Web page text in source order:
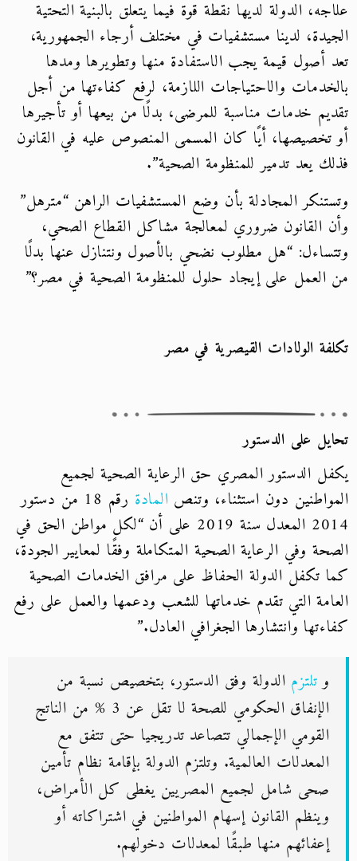
علاجه، الدولة لديها نقطة قوة فيما يتعلق بالبنية التحتية
الجيدة، لدينا مستشفيات في مختلف أرجاء الجمهورية،
تعد أصول قيمة يجب الاستفادة منها وتطويرها ومدها
بالخدمات والاحتياجات اللازمة، لرفع كفاءتها من أجل
تقديم خدمات مناسبة للمرضى، بدلًا من بيعها أو تأجيرها
أو تخصيصها، أيًا كان المسمى المنصوص عليه في القانون
فذلك يعد تدمير للمنظومة الصحية”.
وتستنكر المجادلة بأن وضع المستشفيات الراهن “مترهل”
وأن القانون ضروري لمعالجة مشاكل القطاع الصحي،
وتتساءل: “هل مطلوب نضحي بالأصول ونتنازل عنها بدلًا
من العمل على إيجاد حلول للمنظومة الصحية في مصر؟”
تكلفة الولادات القيصرية في مصر
تحايل على الدستور
يكفل الدستور المصري حق الرعاية الصحية لجميع
المواطنين دون استثناء، وتنص المادة
رقم 18 من دستور
2014 المعدل سنة 2019 على أن “لكل مواطن الحق في
الصحة وفي الرعاية الصحية المتكاملة وفقًا لمعايير الجودة،
كما تكفل الدولة الحفاظ على مرافق الخدمات الصحية
العامة التي تقدم خدماتها للشعب ودعمها والعمل على رفع
كفاءتها وانتشارها الجغرافي العادل.”
وتلتزم الدولة وفق الدستور، بتخصيص نسبة من
الإنفاق الحكومي للصحة لا تقل عن 3 % من الناتج
القومي الإجمالي تتصاعد تدريجيا حتى تتفق مع
المعدلات العالمية. وتلتزم الدولة بإقامة نظام تأمين
صحى شامل لجميع المصريين يغطى كل الأمراض،
وينظم القانون إسهام المواطنين في اشتراكاته أو
إعفائهم منها طبقًا لمعدلات دخولهم.